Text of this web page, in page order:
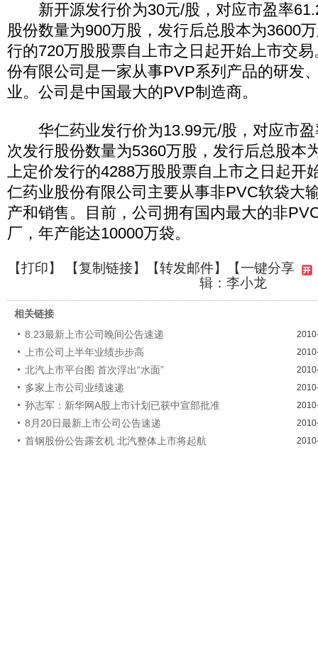
新开源发行价为30元/股，对应市盈率
股份数量为900万股，发行后总股本为3600
行的720万股股票自上市之日起开始上市交
份有限公司是一家从事PVP系列产品的研发
业。公司是中国最大的PVP制造商。
华仁药业发行价为13.99元/股，对应市盈
次发行股份数量为5360万股，发行后总股本
上定价发行的4288万股股票自上市之日起开
仁药业股份有限公司主要从事非PVC软袋大
产和销售。目前，公司拥有国内最大的非
厂，年产能达10000万袋。
【打印】 【复制链接】【转发邮件】
【一键分享
辑：李小龙
相关链接
8.23最新上市公司晚间公告速递
上市公司上半年业绩步步高
北汽上市平台图 首次浮出“水面”
多家上市公司业绩速递
孙志军：新华网A股上市计划已获中宣部批准
8月20日最新上市公司公告速递
首钢股份公告露玄机 北汽整体上市将起航